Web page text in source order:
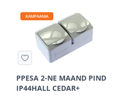
KAMPAANIA
PPESA 2-NE MAAND PIND
IP44HALL CEDAR+